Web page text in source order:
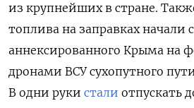
из крупнейших в стране.
топлива на заправках начали
аннексированного Крыма на
дронами ВСУ сухопутного
В одни руки стали отпускать